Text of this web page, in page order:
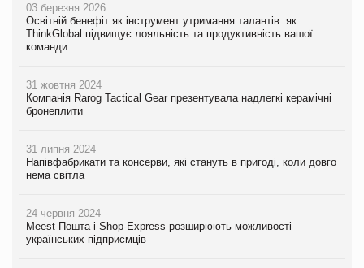
03 березня 2026
Освітній бенефіт як інструмент утримання талантів: як
ThinkGlobal підвищує лояльність та продуктивність вашої
команди
31 жовтня 2024
Компанія Rarog Tactical Gear презентувала надлегкі керамічні
бронеплити
31 липня 2024
Напівфабрикати та консерви, які стануть в пригоді, коли довго
нема світла
24 червня 2024
Meest Пошта і Shop-Express розширюють можливості
українських підприємців